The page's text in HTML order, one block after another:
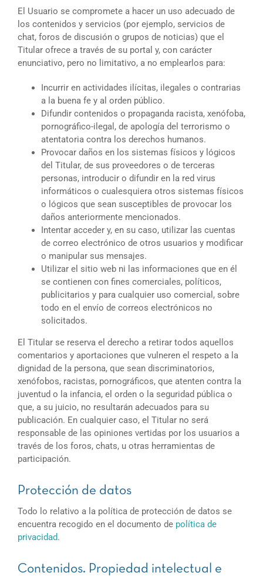
El Usuario se compromete a hacer un uso adecuado de
los contenidos y servicios (por ejemplo, servicios de
chat, foros de discusión o grupos de noticias) que el
Titular ofrece a través de su portal y, con carácter
enunciativo, pero no limitativo, a no emplearlos para:
Incurrir en actividades ilícitas, ilegales o contrarias
a la buena fe y al orden público.
Difundir contenidos o propaganda racista, xenófoba,
pornográfico-ilegal, de apología del terrorismo o
atentatoria contra los derechos humanos.
Provocar daños en los sistemas físicos y lógicos
del Titular, de sus proveedores o de terceras
personas, introducir o difundir en la red virus
informáticos o cualesquiera otros sistemas físicos
o lógicos que sean susceptibles de provocar los
daños anteriormente mencionados.
Intentar acceder y, en su caso, utilizar las cuentas
de correo electrónico de otros usuarios y modificar
o manipular sus mensajes.
Utilizar el sitio web ni las informaciones que en él
se contienen con fines comerciales, políticos,
publicitarios y para cualquier uso comercial, sobre
todo en el envío de correos electrónicos no
solicitados.
El Titular se reserva el derecho a retirar todos aquellos
comentarios y aportaciones que vulneren el respeto a la
dignidad de la persona, que sean discriminatorios,
xenófobos, racistas, pornográficos, que atenten contra la
juventud o la infancia, el orden o la seguridad pública o
que, a su juicio, no resultarán adecuados para su
publicación. En cualquier caso, el Titular no será
responsable de las opiniones vertidas por los usuarios a
través de los foros, chats, u otras herramientas de
participación.
Protección de datos
Todo lo relativo a la política de protección de datos se
encuentra recogido en el documento de política de
privacidad.
Contenidos. Propiedad intelectual e